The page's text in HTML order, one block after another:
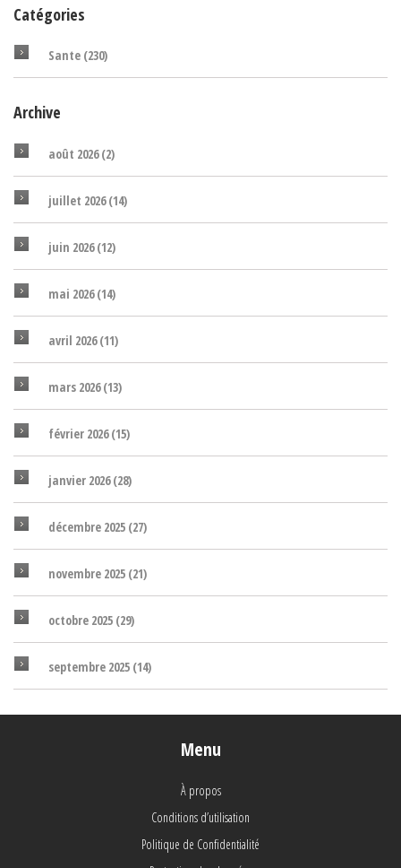
Catégories
Sante (230)
Archive
août 2026(2)
juillet 2026(14)
juin 2026(12)
mai 2026(14)
avril 2026(11)
mars 2026(13)
février 2026(15)
janvier 2026(28)
décembre 2025 (27)
novembre 2025 (21)
octobre 2025 (29)
septembre 2025 (14)
Menu
À propos
Conditions d’utilisation
Politique de Confidentialité